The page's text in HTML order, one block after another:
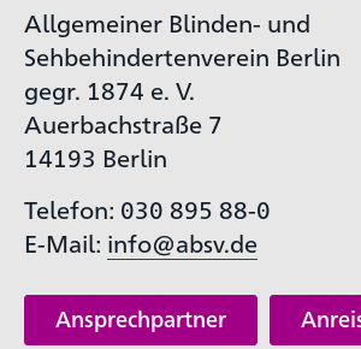
Allgemeiner Blinden- und
Sehbehindertenverein Berlin
gegr. 1874 e. V.
Auerbachstraße 7
14193 Berlin
Telefon: 030 895 88-0
E-Mail: info@absv.de
Ansprechpartner